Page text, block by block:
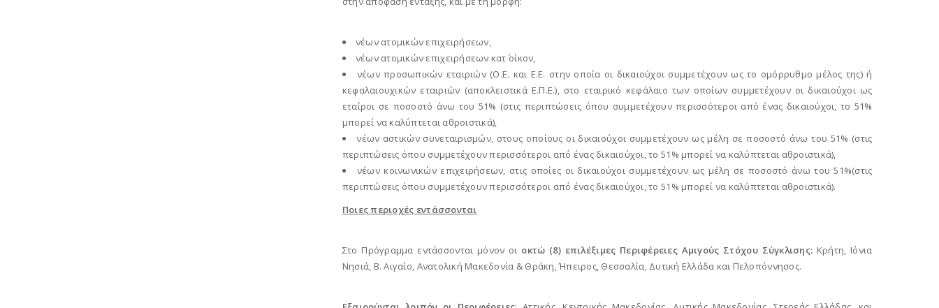
νέων ατομικών επιχειρήσεων,
νέων ατομικών επιχειρήσεων κατ΄ οίκον,
νέων προσωπικών εταιριών (Ο.Ε. και Ε.Ε. στην οποία οι δικαιούχοι συμμετέχουν ως το ομόρρυθμο μέλος της) ή
κεφαλαιουχικών εταιριών (αποκλειστικά Ε.Π.Ε.), στο εταιρικό κεφάλαιο των οποίων συμμετέχουν οι δικαιούχοι ως
εταίροι σε ποσοστό άνω του 51% (στις περιπτώσεις όπου συμμετέχουν περισσότεροι από ένας δικαιούχοι, το 51%
μπορεί να καλύπτεται αθροιστικά),
νέων αστικών συνεταιρισμών, στους οποίους οι δικαιούχοι συμμετέχουν ως μέλη σε ποσοστό άνω του 51% (στις
περιπτώσεις όπου συμμετέχουν περισσότεροι από ένας δικαιούχοι, το 51% μπορεί να καλύπτεται αθροιστικά),
νέων κοινωνικών επιχειρήσεων, στις οποίες οι δικαιούχοι συμμετέχουν ως μέλη σε ποσοστό άνω του 51%(στις
περιπτώσεις όπου συμμετέχουν περισσότεροι από ένας δικαιούχοι, το 51% μπορεί να καλύπτεται αθροιστικά).
Ποιες περιοχές εντάσσονται
Στο Πρόγραμμα εντάσσονται μόνον οι οκτώ (8) επιλέξιμες Περιφέρειες Αμιγούς Στόχου Σύγκλισης: Kρήτη, Ιόνια
Νησιά, Β. Αιγαίο, Ανατολική Μακεδονία & Θράκη, Ήπειρος, Θεσσαλία, Δυτική Ελλάδα και Πελοπόννησος.